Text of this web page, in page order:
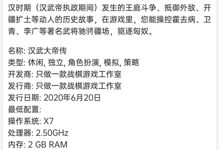
汉时期（汉武帝执政期间）发生的王庭斗争、抵御外敌、开
疆扩土等动人的历史故事，在游戏里，您能操控霍去病、卫
青、李广等著名武将驰骋疆场，驱逐匈奴。
名称: 汉武大帝传
类型: 休闲, 独立, 角色扮演, 模拟, 策略
开发商: 只做一款战棋游戏工作室
发行商: 只做一款战棋游戏工作室
发行日期: 2020年6月20日
最低配置:
操作系统: X7
处理器: 2.50GHz
内存: 2 GB RAM